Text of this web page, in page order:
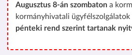
Augusztus 8-án szombaton a
kormányhivatali ügyfélszolgálatok
pénteki rend szerint tartanak